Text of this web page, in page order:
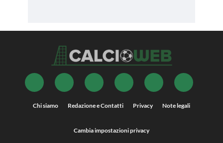
Chi siamo Redazione e Contatti Privacy Note legali
Cambia impostazioni privacy